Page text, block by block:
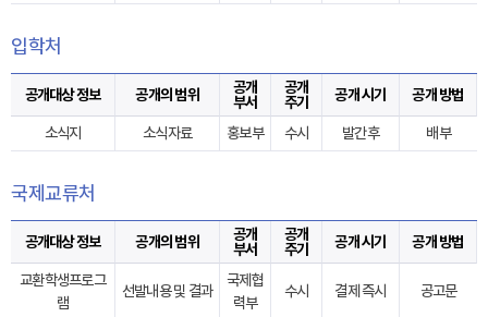
입학처
공개대상 정보 공개의 범위 공개
부서
공개
주기 공개 시기
공개 방법
소식지
소식자료 홍보부 수시 발간후 배부
국제교류처
공개대상 정보 공개의 범위 공개
부서
공개
주기 공개 시기
공개 방법
교환학생프로그
램
선발내용 및 결과
국제협
력부
수시 결제 즉시 공고문